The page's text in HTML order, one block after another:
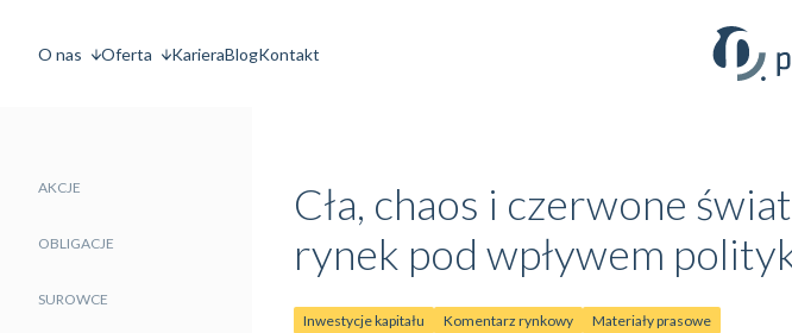
O nas Oferta KarieraBlogKontakt
AKCJE
OBLIGACJE
SUROWCE
Cła, chaos i czerwone
rynek pod wpływem
Inwestycje kapitału Komentarz rynkowy Materiały prasowe